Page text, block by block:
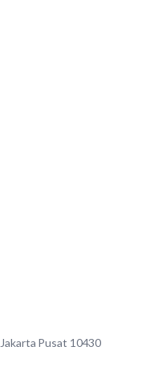
Pusat 10430